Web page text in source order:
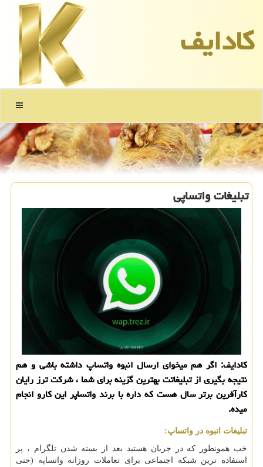
كادایف
منو
تبلیغات واتساپی
کادایف: اگر هم میخوای ارسال انبوه واتساپ داشته باشی و هم
نتیجه بگیری از تبلیغاتت بهترین گزینه برای شما ، شرکت ترز رایان
کارآفرین برتر سال هست که داره با برند واتساپر این کارو انجام
میده.
تبلیغات انبوه در واتساپ:
خب همونطور که در جریان هستید بعد از بسته شدن تلگرام ، پر
استفاده ترین شبکه اجتماعی برای تعاملات روزانه واتساپه (حتی